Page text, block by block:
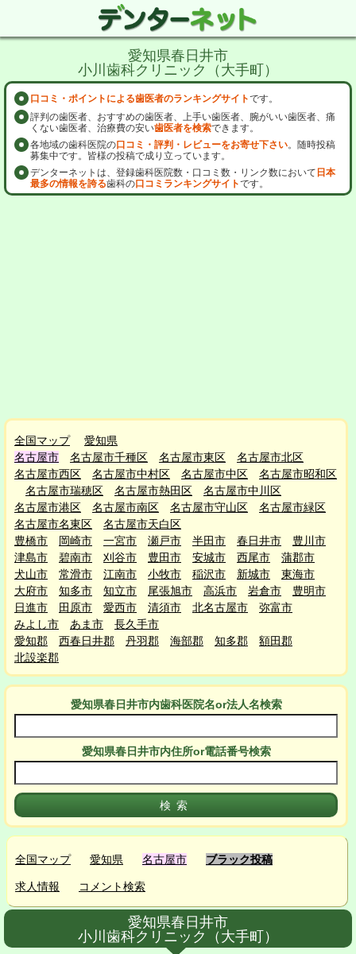
愛知県春日井市
小川歯科クリニック（大手町）
口コミ・ポイントによる歯医者のランキングサイトです。
評判の歯医者、おすすめの歯医者、上手い歯医者、腕がいい歯医者、痛
くない歯医者、治療費の安い歯医者を検索できます。
各地域の歯科医院の口コミ・評判・レビューをお寄せ下さい。随時投稿
募集中です。皆様の投稿で成り立っています。
デンターネットは、登録歯科医院数・口コミ数・リンク数において 日本
最多の情報を誇る歯科の口コミランキングサイトです。
全国マップ
愛知県
名古屋市
名古屋市千種区 名古屋市東区
名古屋市北区
名古屋市西区
名古屋市中村区 名古屋市中区
名古屋市昭和区
名古屋市瑞穂区
名古屋市熱田区
名古屋市中川区
名古屋市港区
名古屋市南区 名古屋市守山区
名古屋市緑区
名古屋市名東区
名古屋市天白区
豊橋市
岡崎市 一宮市 瀬戸市 半田市 春日井市
豊川市
津島市
碧南市 刈谷市 豊田市 安城市 西尾市
蒲郡市
犬山市
常滑市 江南市 小牧市 稲沢市 新城市
東海市
大府市
知多市 知立市 尾張旭市 高浜市 岩倉市
豊明市
日進市
田原市 愛西市 清須市 北名古屋市
弥富市
みよし市
あま市
長久手市
愛知郡
西春日井郡 丹羽郡 海部郡 知多郡
額田郡
北設楽郡
愛知県春日井市内歯科医院名or法人名検索
愛知県春日井市内住所or電話番号検索
全国マップ 愛知県 名古屋市 ブラック投稿
求人情報 コメント検索
愛知県春日井市
小川歯科クリニック（大手町）